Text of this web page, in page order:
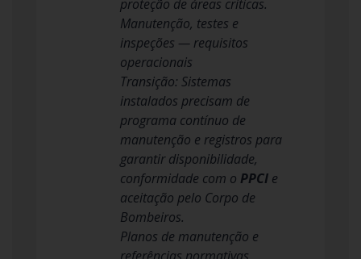
proteção de áreas críticas.
Manutenção, testes e
inspeções — requisitos
operacionais
Transição: Sistemas
instalados precisam de
programa contínuo de
manutenção e registros para
garantir disponibilidade,
conformidade com o PPCI e
aceitação pelo Corpo de
Bombeiros.
Planos de manutenção e
referências normativas